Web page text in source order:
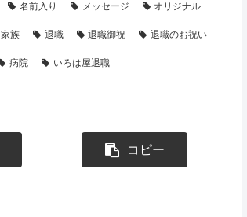
名前入り メッセージ オリジナル
家族 退職 退職御祝 退職のお祝い
病院 いろは屋退職
コピー